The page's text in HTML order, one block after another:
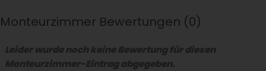
Monteurzimmer Bewertungen 0
Leider wurde noch keine Bewertung für diesen
Monteurzimmer-Eintrag abgegeben.